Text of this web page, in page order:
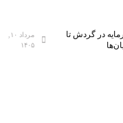
در گردش تا
۱۴۰۵